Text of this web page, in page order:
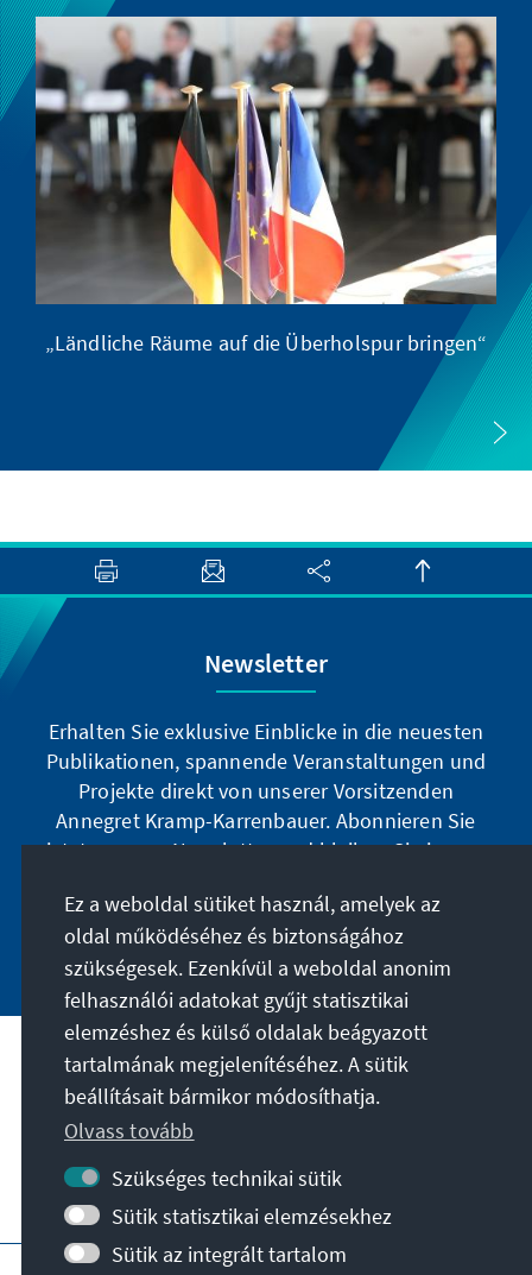
„Ländliche Räume auf die Überholspur bringen“
Newsletter
Erhalten Sie exklusive Einblicke in die neuesten
Publikationen, spannende Veranstaltungen und
Projekte direkt von unserer Vorsitzenden
Annegret Kramp-Karrenbauer. Abonnieren Sie
jetzt unseren Newsletter und bleiben Sie immer
Jetzt abonnieren
A célunk
Kapcsolat
További ajánlatok az alapítványtól
Ez a weboldal sütiket használ, amelyek az
oldal működéséhez és biztonságához
szükségesek. Ezenkívül a weboldal anonim
felhasználói adatokat gyűjt statisztikai
elemzéshez és külső oldalak beágyazott
tartalmának megjelenítéséhez. A sütik
beállításait bármikor módosíthatja.
Olvass tovább
Szükséges technikai sütik
Sütik statisztikai elemzésekhez
Sütik az integrált tartalom